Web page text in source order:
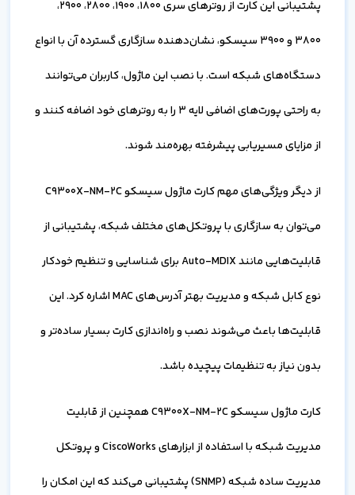
پشتیبانی این کارت از روترهای سری 1800، 1900، 2800، 2900،
3800 و 3900 سیسکو، نشان‌دهنده سازگاری گسترده آن با انواع
دستگاه‌های شبکه است. با نصب این ماژول، کاربران می‌توانند
به راحتی پورت‌های اضافی لایه 3 را به روترهای خود اضافه کنند و
از مزایای مسیریابی پیشرفته بهره‌مند شوند.
از دیگر ویژگی‌های مهم کارت ماژول سیسکو C9300X-NM-2C
می‌توان به سازگاری با پروتکل‌های مختلف شبکه، پشتیبانی از
قابلیت‌هایی مانند Auto-MDIX برای شناسایی و تنظیم خودکار
نوع کابل شبکه و مدیریت بهتر آدرس‌های MAC اشاره کرد. این
قابلیت‌ها باعث می‌شوند نصب و راه‌اندازی کارت بسیار ساده‌تر و
بدون نیاز به تنظیمات پیچیده باشد.
کارت ماژول سیسکو C9300X-NM-2C همچنین از قابلیت
مدیریت شبکه با استفاده از ابزارهای CiscoWorks و پروتکل
مدیریت ساده شبکه (SNMP) پشتیبانی می‌کند که این امکان را